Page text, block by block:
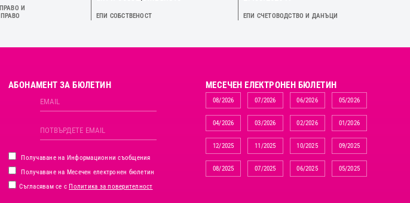
И
ЕПИ СОБСТВЕНОСТ ЕПИ СЧЕТОВОДСТВО И ДАНЪЦИ
АБОНАМЕНТ ЗА БЮЛЕТИН
Получаване на Информационни съобщения
Получаване на Месечен електронен бюлетин
Съгласявам се сПолитика за поверителност
MЕСЕЧЕН ЕЛЕКТРОНЕН БЮЛЕТИН
08/2026 07/2026 06/2026 05/2026
04/2026 03/2026 02/2026 01/2026
12/2025 11/2025 10/2025 09/2025
08/2025 07/2025 06/2025 05/2025